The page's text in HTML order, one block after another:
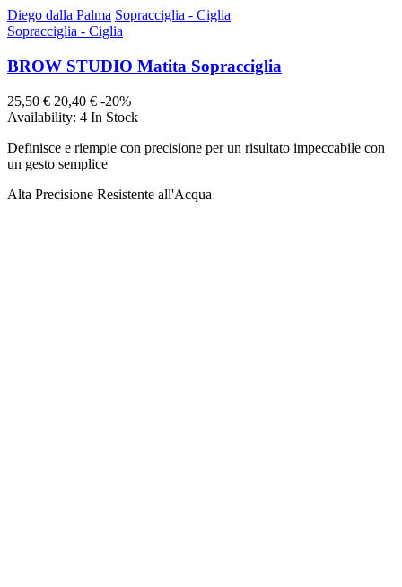
Diego dalla Palma Sopracciglia - Ciglia
Sopracciglia - Ciglia
BROW STUDIO Matita Sopracciglia
25,50 € 20,40 € -20%
Availability: 4 In Stock
Definisce e riempie con precisione per un risultato impeccabile con
un gesto semplice
Alta Precisione Resistente all'Acqua